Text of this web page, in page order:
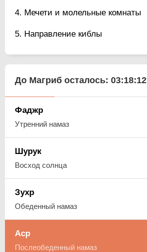
Мечети и молельные комнаты
Направление киблы
До Магриб осталось: 03:18:12
Фаджр
Утренний намаз
Шурук
Восход солнца
Зухр
Обеденный намаз
Аср
Послеобеденный намаз